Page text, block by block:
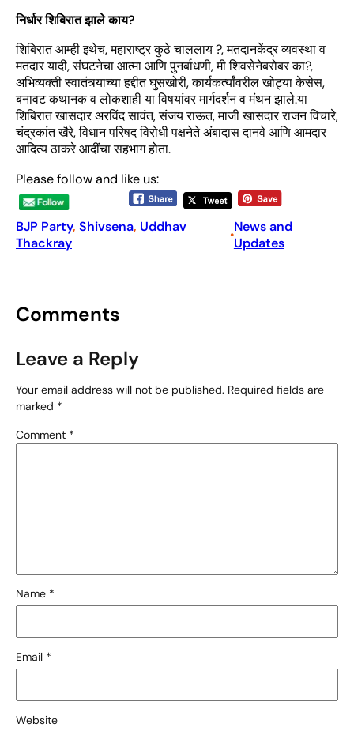
निर्धार शिबिरात झाले काय?
शिबिरात आम्ही इथेच, महाराष्ट्र कुठे चाललाय ?, मतदानकेंद्र व्यवस्था व
मतदार यादी, संघटनेचा आत्मा आणि पुनर्बाधणी, मी शिवसेनेबरोबर का?,
अभिव्यक्ती स्वातंत्र्याच्या हद्दीत घुसखोरी, कार्यकर्त्यांवरील खोट्या केसेस,
बनावट कथानक व लोकशाही या विषयांवर मार्गदर्शन व मंथन झाले.या
शिबिरात खासदार अरविंद सावंत, संजय राऊत, माजी खासदार राजन विचारे,
चंद्रकांत खैरे, विधान परिषद विरोधी पक्षनेते अंबादास दानवे आणि आमदार
आदित्य ठाकरे आदींचा सहभाग होता.
Please follow and like us:
BJP Party, Shivsena, Uddhav
Thackray
•News and
Updates
Comments
Leave a Reply
Your email address will not be published. Required fields are
marked *
Comment *
Name *
Email *
Website